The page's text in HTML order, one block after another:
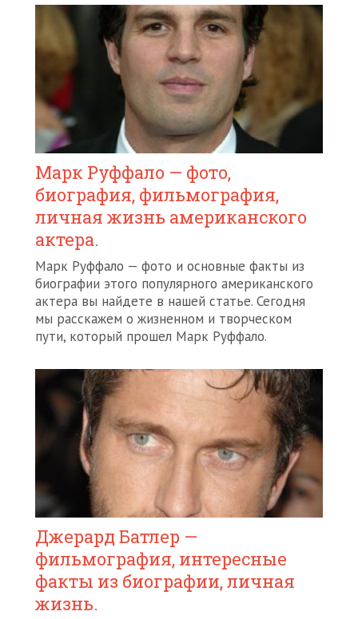
Марк Руффало — фото,
биография, фильмография,
личная жизнь американского
актера.
Марк Руффало — фото и основные факты из
биографии этого популярного американского
актера вы найдете в нашей статье. Сегодня
мы расскажем о жизненном и творческом
пути, который прошел Марк Руффало.
Джерард Батлер —
фильмография, интересные
факты из биографии, личная
жизнь.